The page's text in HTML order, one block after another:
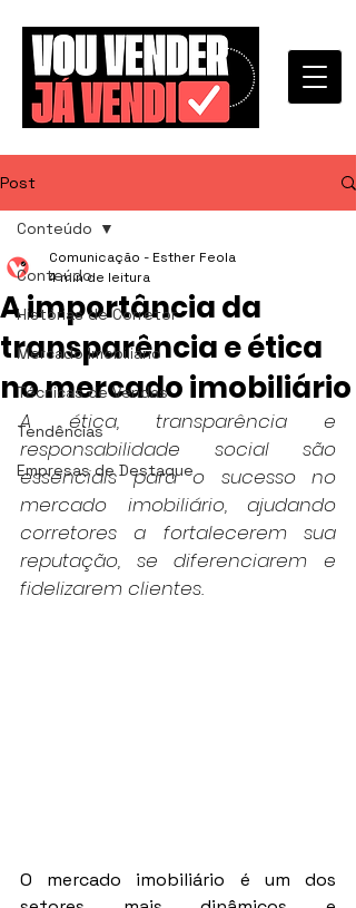
Post
Conteúdo
Histórias de Corretor
Mercado Imobiliário
Técnicas de Vendas
Tendências
Empresas de Destaque
Conteúdo
A importância da
transparência e ética
no mercado imobiliário
Comunicação - Esther Feola
4 min de leitura
A ética, transparência e
responsabilidade social são
essenciais para o sucesso no
mercado imobiliário, ajudando
corretores a fortalecerem sua
reputação, se diferenciarem e
fidelizarem clientes.
O mercado imobiliário é um dos